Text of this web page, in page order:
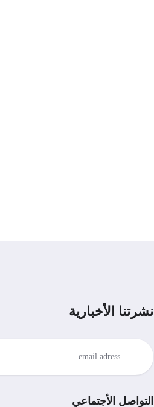
نشرتنا الأخبارية
التواصل الأجتماعي